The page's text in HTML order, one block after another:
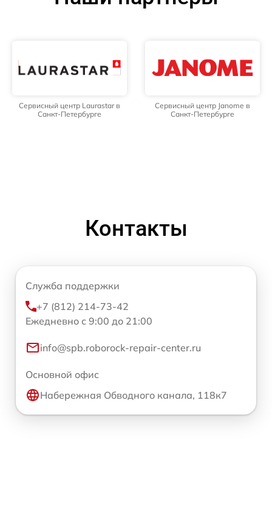
Сервисный центр Laurastar в
Санкт-Петербурге
Сервисный центр Janome в
Санкт-Петербурге
Контакты
Служба поддержки
+7 (812) 214-73-42
Ежедневно с 9:00 до 21:00
info@spb.roborock-repair-center.ru
Основной офис
Набережная Обводного канала, 118к7